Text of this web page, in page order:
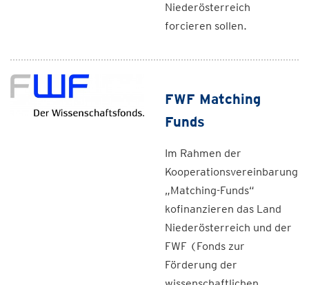
Niederösterreich
forcieren sollen.
FWF Matching
Funds
Im Rahmen der
Kooperationsvereinbarung
„Matching-Funds“
kofinanzieren das Land
Niederösterreich und der
FWF (Fonds zur
Förderung der